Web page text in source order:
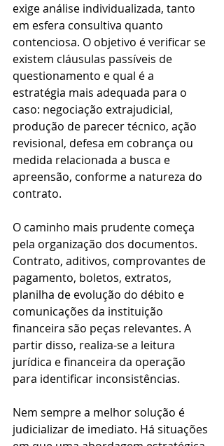
exige análise individualizada, tanto
em esfera consultiva quanto
contenciosa. O objetivo é verificar se
existem cláusulas passíveis de
questionamento e qual é a
estratégia mais adequada para o
caso: negociação extrajudicial,
produção de parecer técnico, ação
revisional, defesa em cobrança ou
medida relacionada a busca e
apreensão, conforme a natureza do
contrato.
O caminho mais prudente começa
pela organização dos documentos.
Contrato, aditivos, comprovantes de
pagamento, boletos, extratos,
planilha de evolução do débito e
comunicações da instituição
financeira são peças relevantes. A
partir disso, realiza-se a leitura
jurídica e financeira da operação
para identificar inconsistências.
Nem sempre a melhor solução é
judicializar de imediato. Há situações